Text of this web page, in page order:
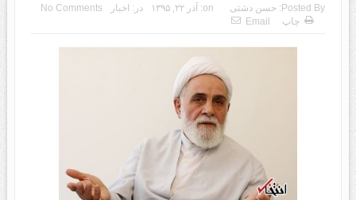
Posted By: حسن دشتی on: آذر ۲۲, ۱۳۹۵ در: اخبار
No Comments
چاپ
Email